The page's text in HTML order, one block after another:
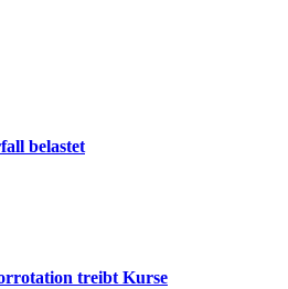
belastet
treibt Kurse